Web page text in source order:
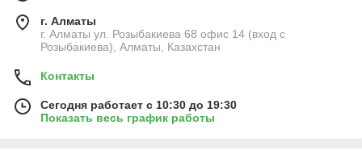
г. Алматы
г. Алматы ул. Розыбакиева 68 офис 14 (вход с
Розыбакиева), Алматы, Казахстан
Контакты
Сегодня работает с 10:30 до 19:30
Показать весь график работы